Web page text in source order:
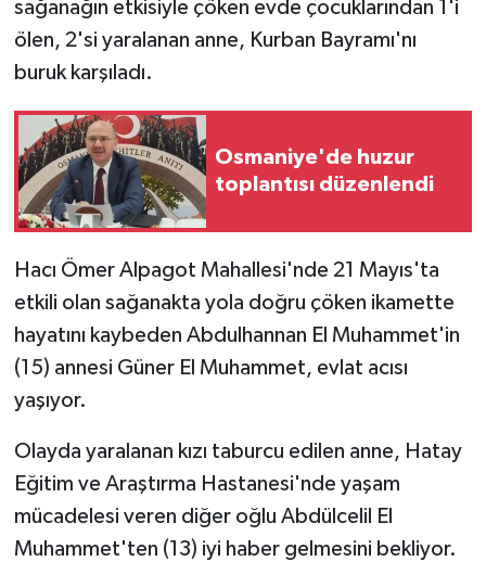
sağanağın etkisiyle çöken evde çocuklarından 1'i
ölen, 2'si yaralanan anne, Kurban Bayramı'nı
buruk karşıladı.
Osmaniye'de huzur
toplantısı düzenlendi
Hacı Ömer Alpagot Mahallesi'nde 21 Mayıs'ta
etkili olan sağanakta yola doğru çöken ikamette
hayatını kaybeden Abdulhannan El Muhammet'in
(15) annesi Güner El Muhammet, evlat acısı
yaşıyor.
Olayda yaralanan kızı taburcu edilen anne, Hatay
Eğitim ve Araştırma Hastanesi'nde yaşam
mücadelesi veren diğer oğlu Abdülcelil El
Muhammet'ten (13) iyi haber gelmesini bekliyor.